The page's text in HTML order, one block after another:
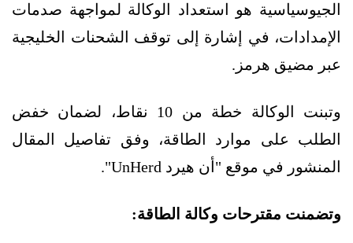
الجيوسياسية هو استعداد الوكالة لمواجهة صدمات
الإمدادات، في إشارة إلى توقف الشحنات الخليجية
عبر مضيق هرمز.
وتبنت الوكالة خطة من 10 نقاط، لضمان خفض
الطلب على موارد الطاقة، وفق تفاصيل المقال
المنشور في موقع "أن هيرد UnHerd".
وتضمنت مقترحات وكالة الطاقة: